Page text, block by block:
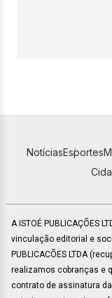
NotíciasEsportes
A ISTOÉ PUBLICAÇÕES
vinculação editorial e
PUBLICACÕES LTDA
realizamos cobranças e
contrato de assinatura